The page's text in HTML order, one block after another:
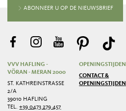
ABONNEER U OP DE NIEUWSBRIEF
VVV HAFLING -
VÖRAN - MERAN 2000
ST. KATHREINSTRASSE 2
/A
39010 HAFLING
TEL.+39 0473 279 457
OPENINGSTIJDEN
CONTACT &
OPENINGSTIJDEN